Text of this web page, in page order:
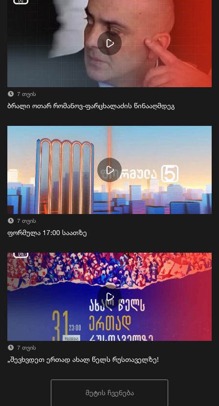
7 თვის
ბრალი ოთარ რომანოვ-ფარცხალაძის წინააღმდეგ
7 თვის
ფორმულა 17:00 საათზე
7 თვის
„შევხვდეთ ერთად ახალ წელს რუსთაველზე!
მეტის ჩვენება